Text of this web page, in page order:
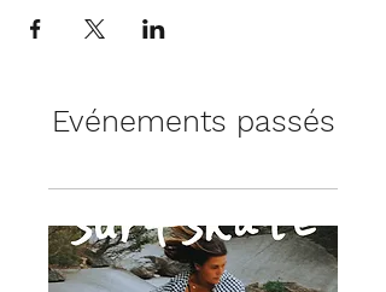
Evénements passés